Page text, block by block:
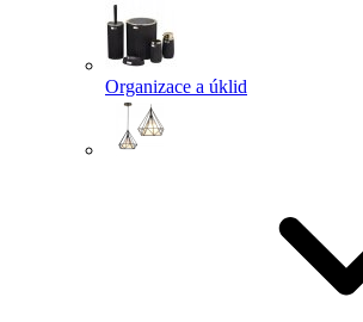
Organizace a úklid